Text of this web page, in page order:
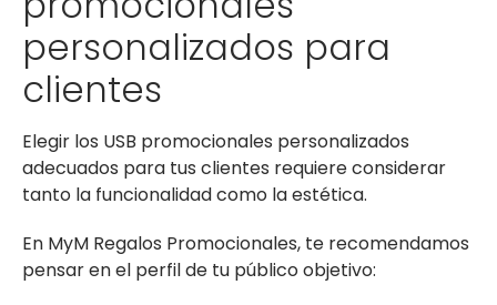
personalizados para
clientes
Elegir los USB promocionales personalizados
adecuados para tus clientes requiere considerar
tanto la funcionalidad como la estética.
En MyM Regalos Promocionales, te recomendamos
pensar en el perfil de tu público objetivo: